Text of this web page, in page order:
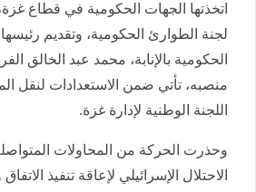
اتخذتها الجهات الحكومية في قطاع
لجنة الطوارئ الحكومية، وتقديم
الحكومية بالإنابة، محمد عبد الخالق
منصبه، تأتي ضمن الاستعدادات لنقل
اللجنة الوطنية لإدارة غزة.
وحذرت الحركة من المحاولات
الاحتلال الإسرائيلي لإعاقة تنفيذ